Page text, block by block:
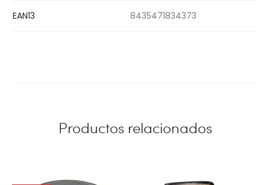
EAN13 8435471834373
Productos relacionados